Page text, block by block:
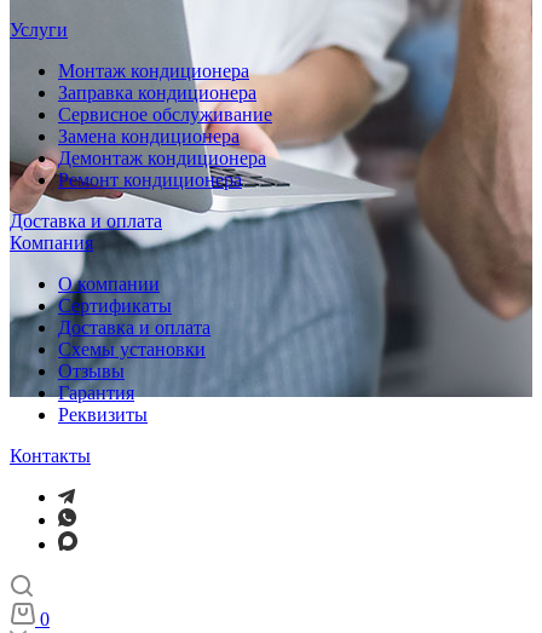
Услуги
Монтаж кондиционера
Заправка кондиционера
Сервисное обслуживание
Замена кондиционера
Демонтаж кондиционера
Ремонт кондиционера
Доставка и оплата
Компания
О компании
Сертификаты
Доставка и оплата
Схемы установки
Отзывы
Гарантия
Реквизиты
Контакты
0